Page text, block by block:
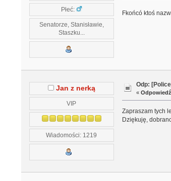
Płeć:
Senatorze, Stanisławie,
Staszku...
Fkońcó ktoś
Jan z nerką
VIP
Wiadomości: 1219
Odp:
«
Zapraszam tych
Dziękuję,